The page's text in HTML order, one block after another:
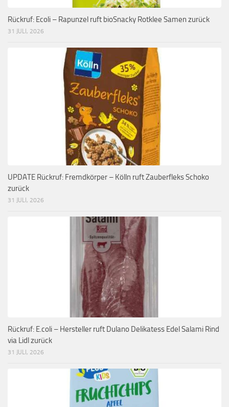
Rückruf: Ecoli – Rapunzel ruft bioSnacky Rotklee Samen zurück
31 JULI, 2026
UPDATE Rückruf: Fremdkörper – Kölln ruft Zauberfleks Schoko
zurück
31 JULI, 2026
Rückruf: E.coli – Hersteller ruft Dulano Delikatess Edel Salami Rind
via Lidl zurück
31 JULI, 2026